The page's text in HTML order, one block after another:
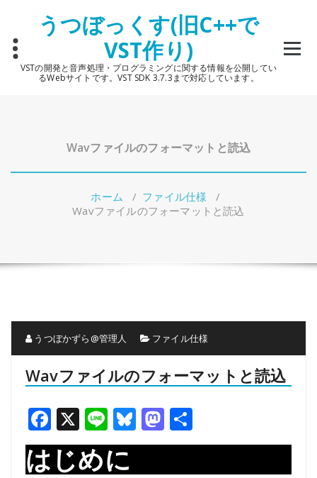
うつぼっくす(旧C++で
VST作り)
VSTの開発と音声処理・プログラミングに関する情報を公開してい
るWebサイトです。VST SDK 3.7.3まで対応しています。
Wavファイルのフォーマットと読込
ホーム / ファイル仕様 /
Wavファイルのフォーマットと読込
うつぼかずら@管理人 ファイル仕様
Wavファイルのフォーマットと読込
Facebook
X LineBluesky
Mastodon
有
はじめに